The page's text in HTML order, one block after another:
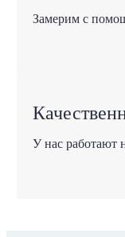
Замерим с
У нас работают